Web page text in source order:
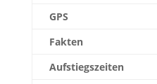
GPS
Fakten
Aufstiegszeiten